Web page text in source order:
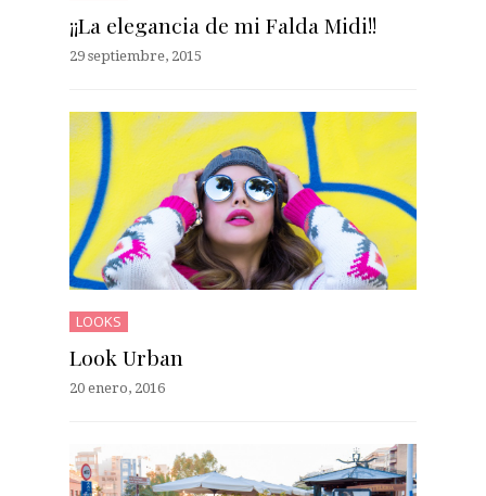
¡¡La elegancia de mi Falda Midi!!
29 septiembre, 2015
LOOKS
Look Urban
20 enero, 2016